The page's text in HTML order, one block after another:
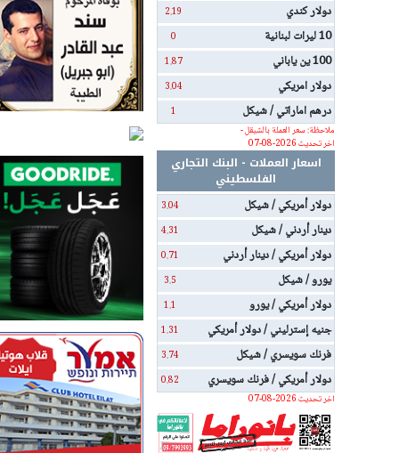
دولار كندي 2.19
10 ليرات لبنانية 0
100 ين ياباني 1.87
دولار امريكي 3.04
درهم اماراتي / شيكل
1
ملاحظة: سعر العملة بالشيقل -
اخر تحديث 2026-08-07
اسعار العملات - البنك التجاري
الفلسطيني
دولار أمريكي / شيكل
3.04
دينار أردني / شيكل 4.31
دولار أمريكي / دينار أردني 0.71
يورو / شيكل 3.5
دولار أمريكي / يورو 1.1
جنيه إسترليني / دولار أمريكي 1.31
فرنك سويسري / شيكل 3.74
دولار أمريكي / فرنك سويسري
0.82
اخر تحديث 2026-08-07